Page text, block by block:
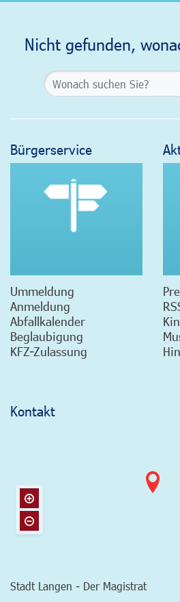
Nicht gefunden,
Bürgerservice
Ummeldung
Anmeldung
Abfallkalender
Beglaubigung
KFZ-Zulassung
Kontakt
Stadt Langen - Der Magistrat